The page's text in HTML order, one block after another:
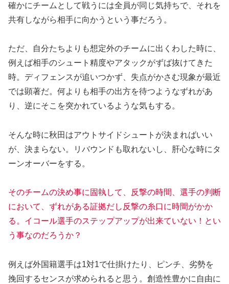
確かにチームとして戦うには全員が同じ気持ちで、それを
共有しながら相手に向かうという事だろう。
ただ、自分たちよりも想定外のチームに出くわした時に、
例えば相手のシュート精度やアタックがずば抜けてきた
時。ディフェンスが追いつかず、失点がかさむ現象が最近
では顕著だ。何よりも相手の出方を待つようなずれがあ
り、逆にそこを突かれているような気もする。
そんな時に秋田はアウトサイドシュートが決まればいい
が、決まらない。リバウンドも取れないし、肝心な時にタ
ーンオーバーをする。
そのチームの決め事に固執して、反撃の時間、選手の判断
において、ずれがある証拠だし反撃の糸口に時間がかか
る。イコール選手のステップアップが出来ていない！とい
う事なのだろうか？
例えば外国籍選手は1対1で仕掛けたり、ピンチ、劣勢を
挽回するセンスが求められると思う。創造性豊かに自由に